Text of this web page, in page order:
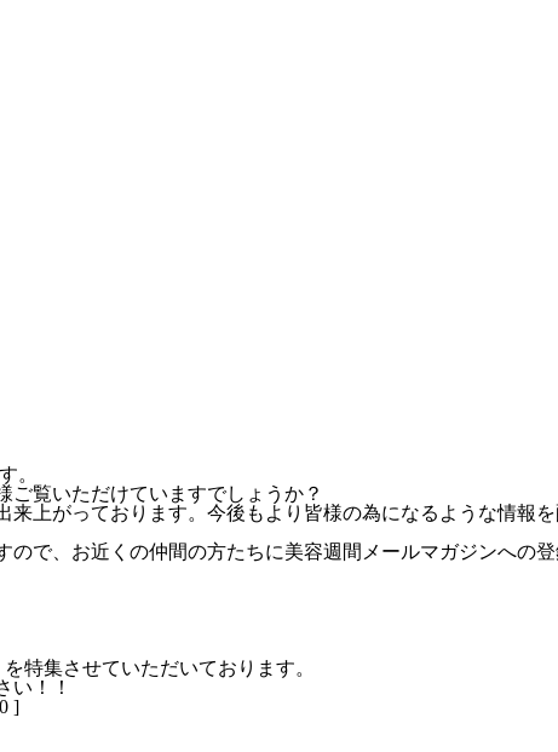
。
覧いただけていますでしょうか？
上がっております。今後もより皆様の為になるような情報
で、お近くの仲間の方たちに美容週間メールマガジンへの
を特集させていただいております。
い！！
]